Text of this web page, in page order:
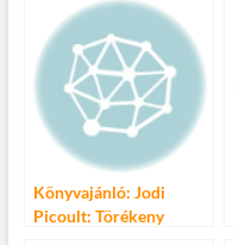
Könyvajánló: Jodi
Picoult: Törékeny